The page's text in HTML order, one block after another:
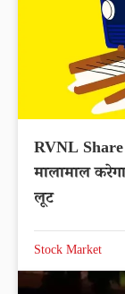
RVNL
मालामाल
लूट
Stock Market